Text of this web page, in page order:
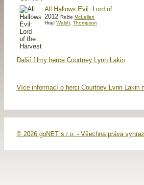
All Hallows Evil: Lord of...
2012RežieMcLellen
HrajíWalsh,Thompson
Další filmy herce Courtney Lynn Lakin
Více informací o herci Courtney Lynn Lakin
© 2026 goNET s.r.o. - Všechna práva